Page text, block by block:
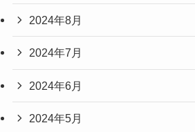
2024年8月
2024年7月
2024年6月
2024年5月